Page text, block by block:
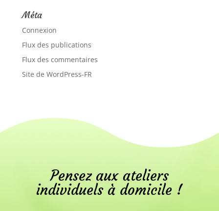
Méta
Connexion
Flux des publications
Flux des commentaires
Site de WordPress-FR
Pensez aux ateliers
individuels à domicile !